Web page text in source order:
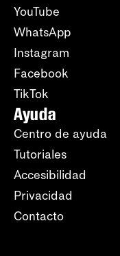
YouTube
WhatsApp
Instagram
Facebook
TikTok
Ayuda
Centro de ayuda
Tutoriales
Accesibilidad
Privacidad
Contacto